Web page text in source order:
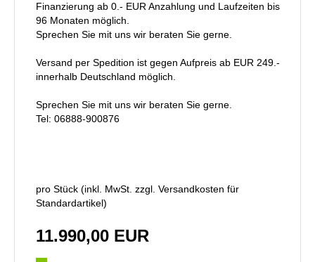
Finanzierung ab 0.- EUR Anzahlung und Laufzeiten bis
96 Monaten möglich.
Sprechen Sie mit uns wir beraten Sie gerne.
Versand per Spedition ist gegen Aufpreis ab EUR 249.-
innerhalb Deutschland möglich.
Sprechen Sie mit uns wir beraten Sie gerne.
Tel: 06888-900876
pro Stück (inkl. MwSt. zzgl. Versandkosten für
Standardartikel)
11.990,00 EUR